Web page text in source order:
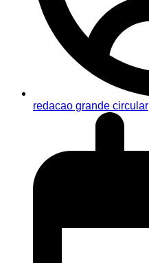
redacao grande circular